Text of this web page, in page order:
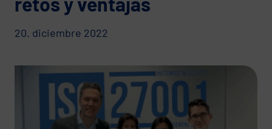
20. diciembre 2022